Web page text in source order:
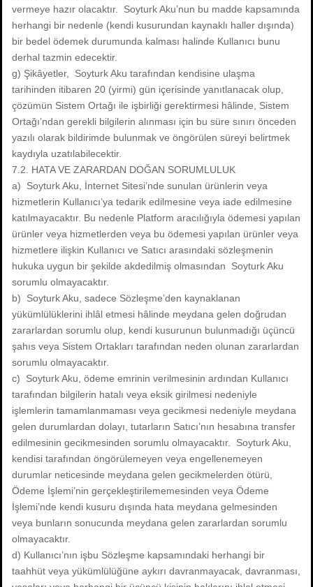
vermeye hazır olacaktır. Soyturk Aku’nun bu madde kapsamında
herhangi bir nedenle (kendi kusurundan kaynaklı haller dışında)
bir bedel ödemek durumunda kalması halinde Kullanıcı bunu
derhal tazmin edecektir.
g) Şikâyetler, Soyturk Aku tarafından kendisine ulaşma
tarihinden itibaren 20 (yirmi) gün içerisinde yanıtlanacak olup,
çözümün Sistem Ortağı ile işbirliği gerektirmesi hâlinde, Sistem
Ortağı’ndan gerekli bilgilerin alınması için bu süre sınırı önceden
yazılı olarak bildirimde bulunmak ve öngörülen süreyi belirtmek
kaydıyla uzatılabilecektir.
7.2. HATA VE ZARARDAN DOĞAN SORUMLULUK
a) Soyturk Aku, İnternet Sitesi’nde sunulan ürünlerin veya
hizmetlerin Kullanıcı’ya tedarik edilmesine veya iade edilmesine
katılmayacaktır. Bu nedenle Platform aracılığıyla ödemesi yapılan
ürünler veya hizmetlerden veya bu ödemesi yapılan ürünler veya
hizmetlere ilişkin Kullanıcı ve Satıcı arasındaki sözleşmenin
hukuka uygun bir şekilde akdedilmiş olmasından Soyturk Aku
sorumlu olmayacaktır.
b) Soyturk Aku, sadece Sözleşme’den kaynaklanan
yükümlülüklerini ihlâl etmesi hâlinde meydana gelen doğrudan
zararlardan sorumlu olup, kendi kusurunun bulunmadığı üçüncü
şahıs veya Sistem Ortakları tarafından neden olunan zararlardan
sorumlu olmayacaktır.
c) Soyturk Aku, ödeme emrinin verilmesinin ardından Kullanıcı
tarafından bilgilerin hatalı veya eksik girilmesi nedeniyle
işlemlerin tamamlanmaması veya gecikmesi nedeniyle meydana
gelen durumlardan dolayı, tutarların Satıcı’nın hesabına transfer
edilmesinin gecikmesinden sorumlu olmayacaktır. Soyturk Aku,
kendisi tarafından öngörülemeyen veya engellenemeyen
durumlar neticesinde meydana gelen gecikmelerden ötürü,
Ödeme İşlemi’nin gerçekleştirilememesinden veya Ödeme
İşlemi’nde kendi kusuru dışında hata meydana gelmesinden
veya bunların sonucunda meydana gelen zararlardan sorumlu
olmayacaktır.
d) Kullanıcı’nın işbu Sözleşme kapsamındaki herhangi bir
taahhüt veya yükümlülüğüne aykırı davranmayacak, davranması,